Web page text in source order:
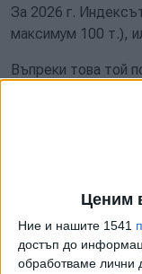
Ценим
Ние и нашите 1541
достъп до
обработваме лични
За 2026 г.
максимум 100 т.),
Въпреки това той
адекватно
Изследването
които ще се
от шест сектора.
над 10 000 от тях
учили.